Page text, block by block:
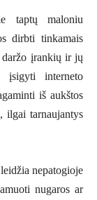
taptų maloniu
dirbti tinkamais
daržo įrankių ir jų
įsigyti interneto
iš aukštos
ilgai tarnaujantys
nepatogioje
nugaros ar